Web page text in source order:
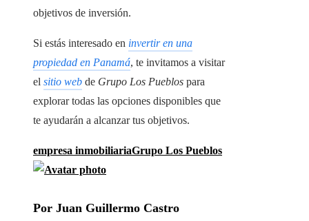
objetivos de inversión.
Si estás interesado en invertir en una
propiedad en Panamá, te invitamos a visitar
el sitio web de Grupo Los Pueblos para
explorar todas las opciones disponibles que
te ayudarán a alcanzar tus objetivos.
empresa inmobiliariaGrupo Los Pueblos
Por Juan Guillermo Castro